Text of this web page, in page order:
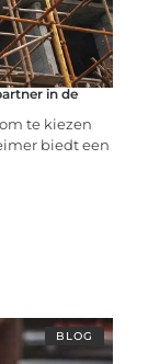
in de
te kiezen
biedt een
BLOG